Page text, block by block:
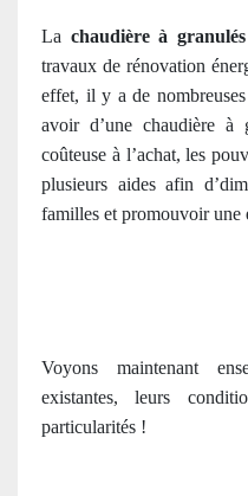
La chaudière à
travaux de rénovation
effet, il y a de
avoir d’une chaudière à
coûteuse à l’achat, les
plusieurs aides afin
familles et promouvoir une
Voyons maintenant
existantes, leurs
particularités !